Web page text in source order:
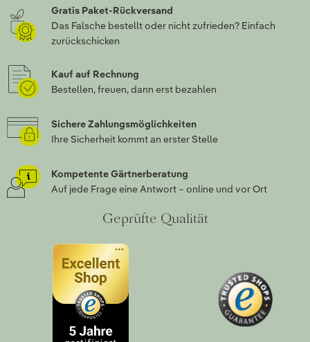
Gratis Paket-Rückversand
Das Falsche bestellt oder nicht zufrieden? Einfach
zurückschicken
Kauf auf Rechnung
Bestellen, freuen, dann erst bezahlen
Sichere Zahlungsmöglichkeiten
Ihre Sicherheit kommt an erster Stelle
Kompetente Gärtnerberatung
Auf jede Frage eine Antwort – online und vor Ort
Geprüfte Qualität